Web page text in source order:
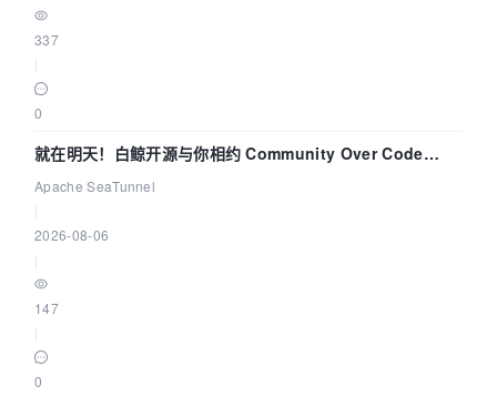
337
0
就在明天！白鲸开源与你相约 Community Over Code
Asia 2026 主题演讲！
Apache SeaTunnel
2026-08-06
147
0